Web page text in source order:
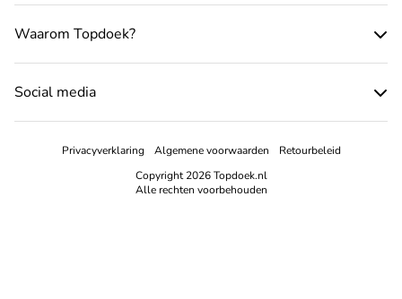
Waarom Topdoek?
Social media
Privacyverklaring Algemene voorwaarden
Retourbeleid
Copyright 2026 Topdoek.nl
Alle rechten voorbehouden